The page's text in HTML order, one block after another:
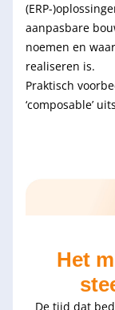
(ERP-
aanpasbare
noemen en
realiseren is.
Praktisch
‘composable’
Het
De tijd dat